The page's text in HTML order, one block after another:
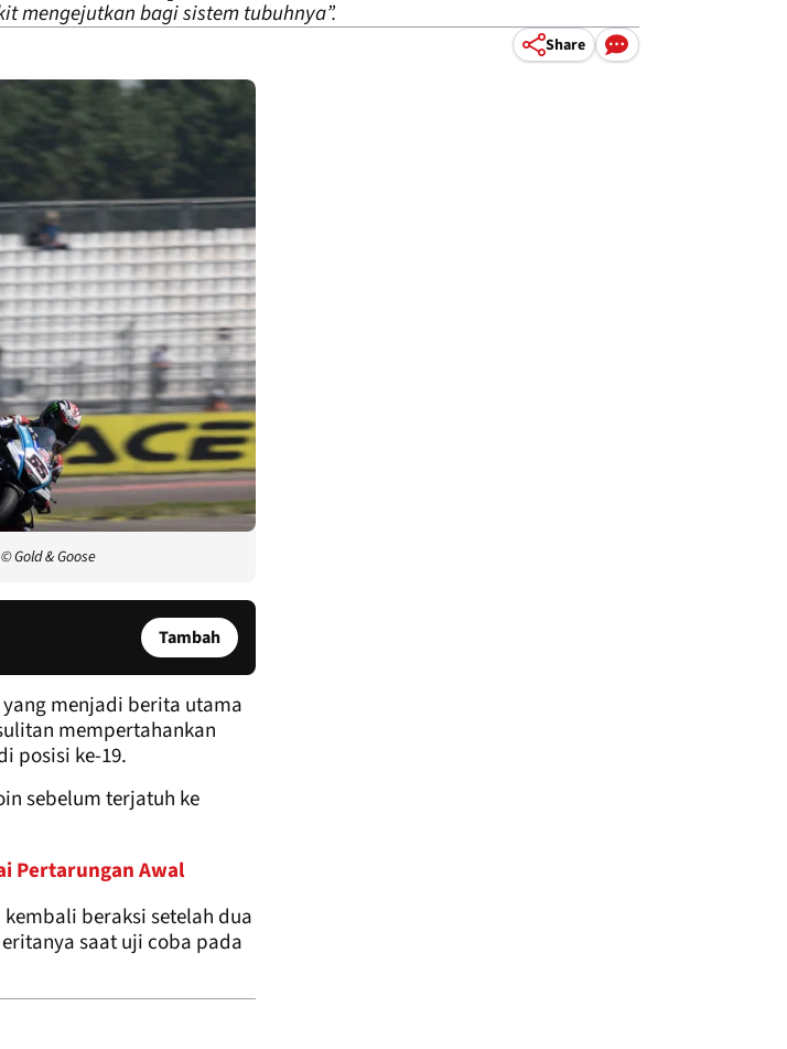
mengejutkan bagi sistem tubuhnya”.
Share
© Gold & Goose
Tambah
menjadi berita utama
mempertahankan
posisi ke-19.
sebelum terjatuh ke
Pertarungan Awal
beraksi setelah dua
saat uji coba pada